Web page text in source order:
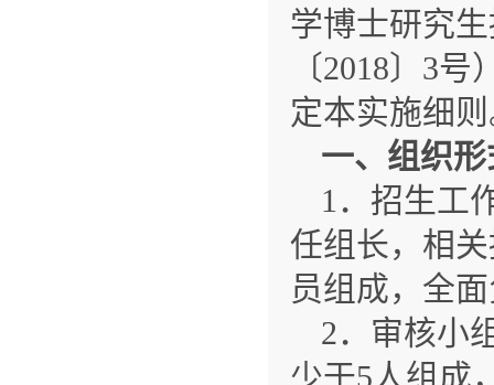
学博士研究
〔2018〕3
定本实施细
一、组织
1．招生工
任组长，相
员组成，全
2．审核小
少于5人组成